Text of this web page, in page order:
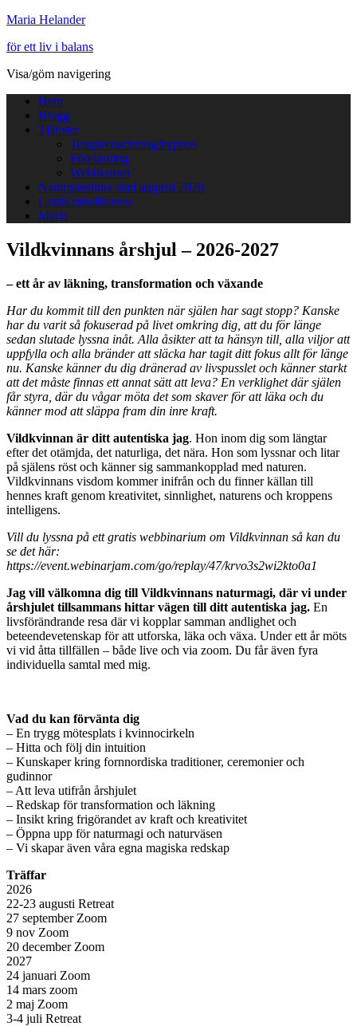
Maria Helander
för ett liv i balans
Visa/göm navigering
Hem
Blogg
Tjänster
Terapi/coachning/hypnos
Föreläsning
Webbkurser
Naturprästinna start augusti 2026
Gratis mindfulness
Maria
Vildkvinnans årshjul – 2026-2027
– ett år av läkning, transformation och växande
Har du kommit till den punkten när själen har sagt stopp? Kanske
har du varit så fokuserad på livet omkring dig, att du för länge
sedan slutade lyssna inåt. Alla åsikter att ta hänsyn till, alla viljor att
uppfylla och alla bränder att släcka har tagit ditt fokus allt för länge
nu. Kanske känner du dig dränerad av livspusslet och känner starkt
att det måste finnas ett annat sätt att leva? En verklighet där själen
får styra, där du vågar möta det som skaver för att läka och du
känner mod att släppa fram din inre kraft.
Vildkvinnan är ditt autentiska jag. Hon inom dig som längtar
efter det otämjda, det naturliga, det nära. Hon som lyssnar och litar
på själens röst och känner sig sammankopplad med naturen.
Vildkvinnans visdom kommer inifrån och du finner källan till
hennes kraft genom kreativitet, sinnlighet, naturens och kroppens
intelligens.
Vill du lyssna på ett gratis webbinarium om Vildkvinnan så kan du
se det här:
https://event.webinarjam.com/go/replay/47/krvo3s2wi2kto0a1
Jag vill välkomna dig till Vildkvinnans naturmagi, där vi under
årshjulet tillsammans hittar vägen till ditt autentiska jag. En
livsförändrande resa där vi kopplar samman andlighet och
beteendevetenskap för att utforska, läka och växa. Under ett år möts
vi vid åtta tillfällen – både live och via zoom. Du får även fyra
individuella samtal med mig.
Vad du kan förvänta dig
– En trygg mötesplats i kvinnocirkeln
– Hitta och följ din intuition
– Kunskaper kring fornnordiska traditioner, ceremonier och
gudinnor
– Att leva utifrån årshjulet
– Redskap för transformation och läkning
– Insikt kring frigörandet av kraft och kreativitet
– Öppna upp för naturmagi och naturväsen
– Vi skapar även våra egna magiska redskap
Träffar
2026
22-23 augusti Retreat
27 september Zoom
9 nov Zoom
20 december Zoom
2027
24 januari Zoom
14 mars zoom
2 maj Zoom
3-4 juli Retreat